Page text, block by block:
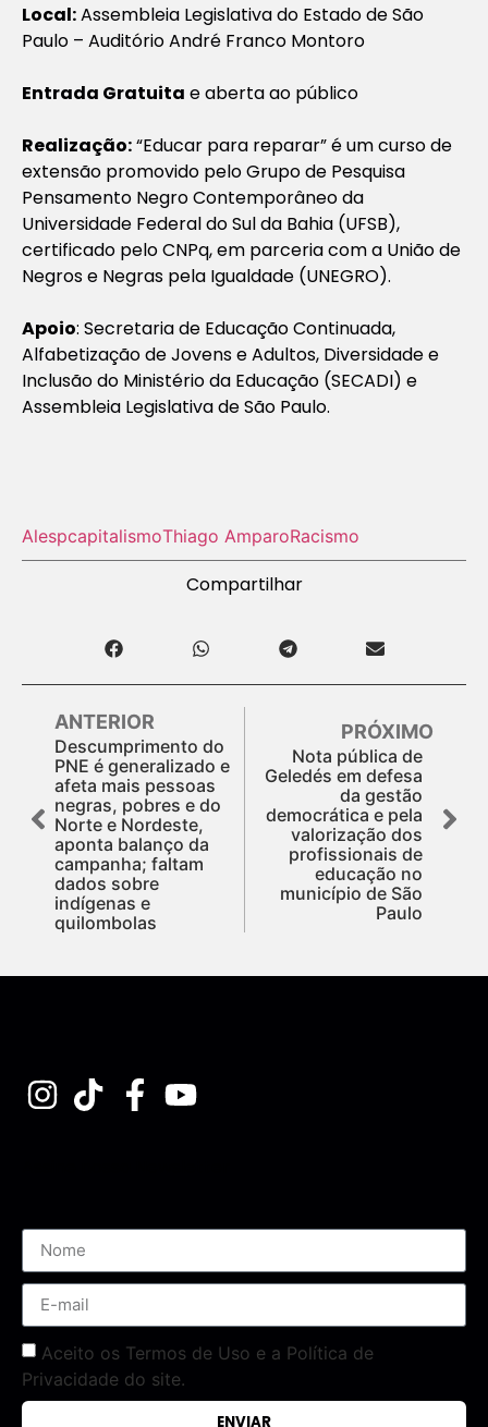
Local:Assembleia Legislativa do Estado de São
Paulo – Auditório André Franco Montoro
Entrada Gratuita e aberta ao público
Realização:“Educar para reparar” é um curso de
extensão promovido pelo Grupo de Pesquisa
Pensamento Negro Contemporâneo da
Universidade Federal do Sul da Bahia (UFSB),
certificado pelo CNPq, em parceria com a União de
Negros e Negras pela Igualdade (UNEGRO).
Apoio: Secretaria de Educação Continuada,
Alfabetização de Jovens e Adultos, Diversidade e
Inclusão do Ministério da Educação (SECADI) e
Assembleia Legislativa de São Paulo.
AlespcapitalismoThiago AmparoRacismo
Compartilhar
ANTERIOR
Descumprimento do
PNE é generalizado e
afeta mais pessoas
negras, pobres e do
Norte e Nordeste,
aponta balanço da
campanha; faltam
dados sobre
indígenas e
quilombolas
PRÓXIMO
Nota pública de
Geledés em defesa
da gestão
democrática e pela
valorização dos
profissionais de
educação no
município de São
Paulo
Aceito os Termos de Uso e a Política de
Privacidade do site.
ENVIAR